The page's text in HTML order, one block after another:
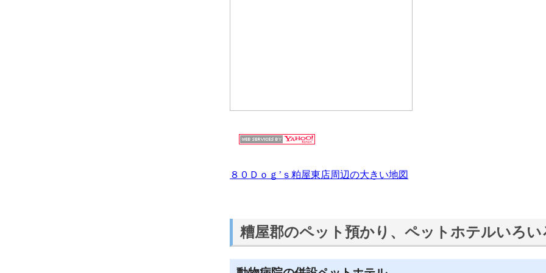
８０Ｄｏｇ’ｓ粕屋東店周辺の大きい地図
糟屋郡のペット預かり、ペットホテルいろい